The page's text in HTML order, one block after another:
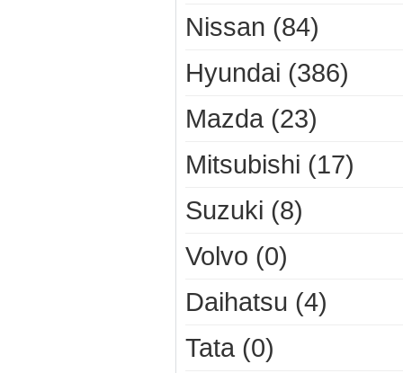
Nissan (84)
Hyundai (386)
Mazda (23)
Mitsubishi (17)
Suzuki (8)
Volvo (0)
Daihatsu (4)
Tata (0)